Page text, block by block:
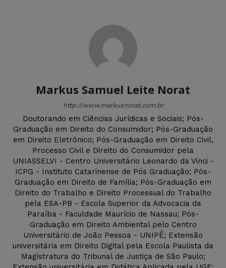
Markus Samuel Leite Norat
http://www.markusnorat.com.br
Doutorando em Ciências Jurídicas e Sociais; Pós-
Graduação em Direito do Consumidor; Pós-Graduação
em Direito Eletrônico; Pós-Graduação em Direito Civil,
Processo Civil e Direito do Consumidor pela
UNIASSELVI - Centro Universitário Leonardo da Vinci -
ICPG - Instituto Catarinense de Pós Graduação; Pós-
Graduação em Direito de Família; Pós-Graduação em
Direito do Trabalho e Direito Processual do Trabalho
pela ESA-PB - Escola Superior da Advocacia da
Paraíba - Faculdade Maurício de Nassau; Pós-
Graduação em Direito Ambiental pelo Centro
Universitário de João Pessoa - UNIPÊ; Extensão
universitária em Direito Digital pela Escola Paulista da
Magistratura do Tribunal de Justiça de São Paulo;